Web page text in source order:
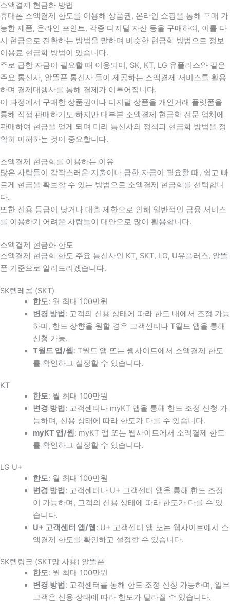
소액결제 현금화 방법
휴대폰 소액결제 한도를 이용해 상품권, 온라인 쇼핑을 통해 구매 가
능한 제품, 온라인 포인트, 각종 디지털 자산 등을 구매하여, 이를 다
시 현금으로 전환하는 방법을 말하며 비슷한 현금화 방법으로 정보
이용료 현금화 방법이 있습니다.
주로 급한 자금이 필요할 때 이용되며, SK, KT, LG 유플러스와 같은
주요 통신사, 알뜰폰 통신사 들이 제공하는 소액결제 서비스를 활용
하며 결제대행사를 통해 결제가 이루어집니다.
이 과정에서 구매한 상품권이나 디지털 상품을 개인거래 플렛폼을
통해 직접 판매하기도 하지만 대부분 소액결제 현금화 전문 업체에
판매하여 현금을 얻게 되며 미리 통신사의 정책과 현금화 방법을 정
확히 이해하는 것이 중요합니다.
소액결제 현금화를 이용하는 이유
많은 사람들이 갑작스러운 지출이나 급한 자금이 필요할 때 , 쉽고 빠
르게 현금을 확보할 수 있는 방법으로 소액결제 현금화를 선택합니
다.
또한 신용 등급이 낮거나 대출 제한으로 인해 일반적인 금융 서비스
를 이용하기 어려운 사람들이 대안으로 많이 활용합니다.
소액결제 현금화 한도
소액결제 현금화 한도 주요 통신사인 KT, SKT, LG, U유플러스, 알뜰
폰 기준으로 알려드리겠습니다.
SK텔레콤 (SKT)
한도: 월 최대 100만원
변경 방법 : 고객의 신용 상태에 따라 한도 내에서 조정 가능
하며, 한도 상향을 원할 경우 고객센터나 T월드 앱을 통해
신청 가능.
T월드 앱/웹 : T월드 앱 또는 웹사이트에서 소액결제 한도
를 확인하고 설정할 수 있습니다.
KT
한도: 월 최대 100만원
변경 방법 : 고객센터나 myKT 앱을 통해 한도 조정 신청 가
능하며, 신용 상태에 따라 한도가 다를 수 있습니다.
myKT 앱/웹 : myKT 앱 또는 웹사이트에서 소액결제 한도
를 확인하고 설정할 수 있습니다.
LG U+
한도: 월 최대 100만원
변경 방법 : 고객센터나 U+ 고객센터 앱을 통해 한도 조정
이 가능하며, 고객의 신용 상태에 따라 한도가 다를 수 있
습니다.
U+ 고객센터 앱/웹 : U+ 고객센터 앱 또는 웹사이트에서 소
액결제 한도를 확인하고 설정할 수 있습니다.
SK텔링크 (SKT망 사용) 알뜰폰
한도: 월 최대 100만원
변경 방법 : 고객센터를 통해 한도 조정 신청 가능하며, 일부
고객은 신용 상태에 따라 한도가 달라질 수 있습니다.